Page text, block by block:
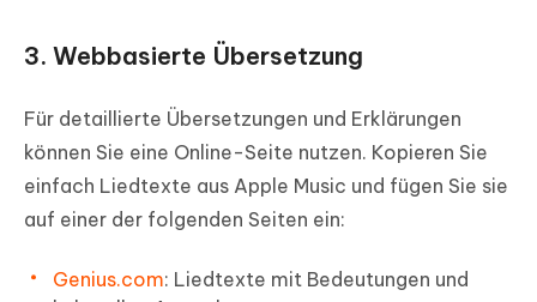
3. Webbasierte Übersetzung
Für detaillierte Übersetzungen und Erklärungen
können Sie eine Online-Seite nutzen. Kopieren Sie
einfach Liedtexte aus Apple Music und fügen Sie sie
auf einer der folgenden Seiten ein:
Genius.com: Liedtexte mit Bedeutungen und